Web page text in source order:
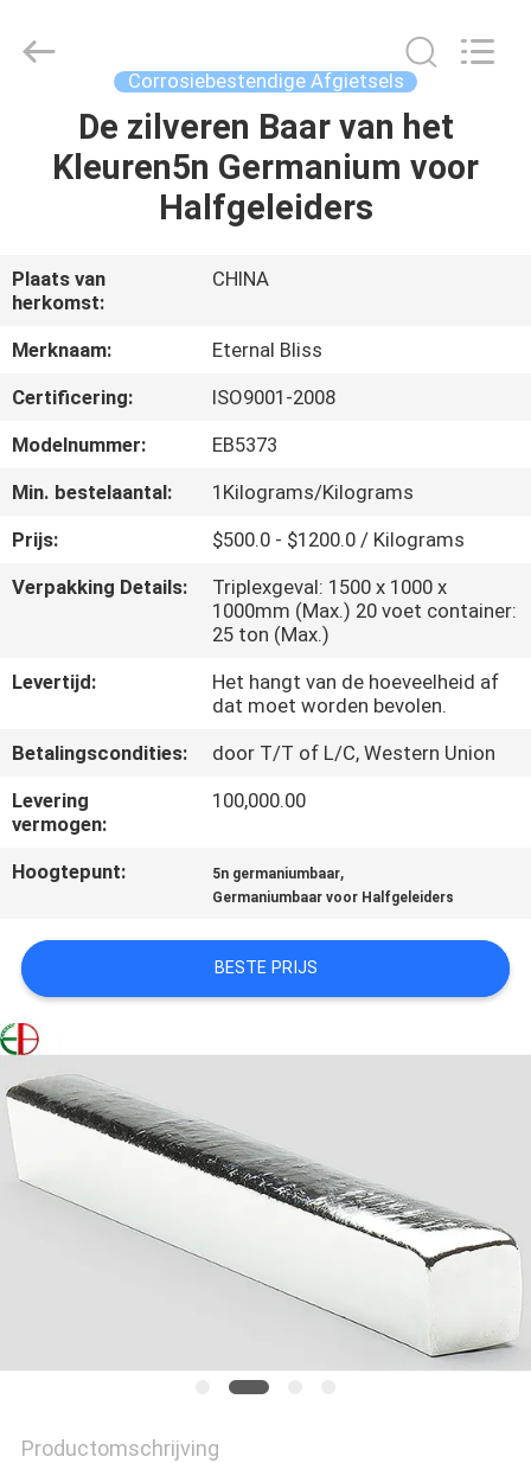
PRODUCTEN
VIDEOS
ONGEVEER
ONS
KWALITEITSCONTROLE
CONTACTEER
NIEUWS
VERZOEK
EEN
CITAAT
SITEMAP
PRIVACYBELEID
Casting
Corrosiebestendige Afgietsels
De zilveren Baar van het
Kleuren5n Germanium voor
Halfgeleiders
Plaats van
herkomst:
CHINA
Merknaam:
Eternal Bliss
Certificering:
ISO9001-2008
Modelnummer:
EB5373
Min. bestelaantal:
1Kilograms/Kilograms
Prijs:
$500.0 - $1200.0 / Kilograms
Verpakking Details:
Triplexgeval: 1500 x 1000 x
1000mm (Max.) 20 voet container:
25 ton (Max.)
Levertijd:
Het hangt van de hoeveelheid af
dat moet worden bevolen.
Betalingscondities:
door T/T of L/C, Western Union
Levering
vermogen:
100,000.00
Hoogtepunt: 5n germaniumbaar,
Germaniumbaar voor Halfgeleiders
BESTE PRIJS
Productomschrijving